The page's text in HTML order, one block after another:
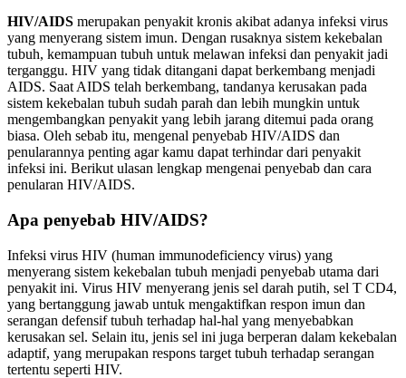
HIV/AIDS merupakan penyakit kronis akibat adanya infeksi virus
yang menyerang sistem imun. Dengan rusaknya sistem kekebalan
tubuh, kemampuan tubuh untuk melawan infeksi dan penyakit jadi
terganggu. HIV yang tidak ditangani dapat berkembang menjadi
AIDS. Saat AIDS telah berkembang, tandanya kerusakan pada
sistem kekebalan tubuh sudah parah dan lebih mungkin untuk
mengembangkan penyakit yang lebih jarang ditemui pada orang
biasa. Oleh sebab itu, mengenal penyebab HIV/AIDS dan
penularannya penting agar kamu dapat terhindar dari penyakit
infeksi ini. Berikut ulasan lengkap mengenai penyebab dan cara
penularan HIV/AIDS.
Apa penyebab HIV/AIDS?
Infeksi virus HIV (human immunodeficiency virus) yang
menyerang sistem kekebalan tubuh menjadi penyebab utama dari
penyakit ini. Virus HIV menyerang jenis sel darah putih, sel T CD4,
yang bertanggung jawab untuk mengaktifkan respon imun dan
serangan defensif tubuh terhadap hal-hal yang menyebabkan
kerusakan sel. Selain itu, jenis sel ini juga berperan dalam kekebalan
adaptif, yang merupakan respons target tubuh terhadap serangan
tertentu seperti HIV.